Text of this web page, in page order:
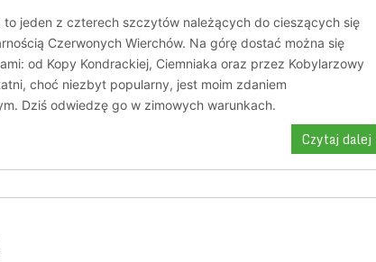
to jeden z czterech szczytów należących do cieszących się
Czerwonych Wierchów. Na górę dostać można się
od Kopy Kondrackiej, Ciemniaka oraz przez Kobylarzowy
choć niezbyt popularny, jest moim zdaniem
Dziś odwiedzę go w zimowych warunkach.
Czytaj dalej